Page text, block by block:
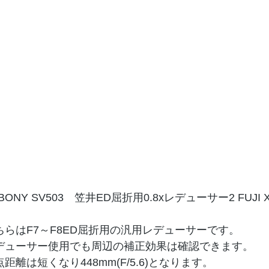
SV503　笠井ED屈折用0.8xレデューサー2 FUJI
らはF7～F8ED屈折用の汎用レデューサーです。
ューサー使用でも周辺の補正効果は確認できます。
距離は短くなり448mm(F/5.6)となります。